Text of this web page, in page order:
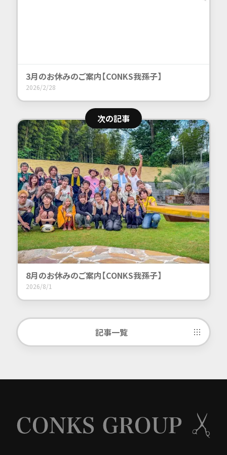
3月のお休みのご案内【CONKS我孫子】
2026/2/28
次の記事
8月のお休みのご案内【CONKS我孫子】
2026/8/1
記事一覧